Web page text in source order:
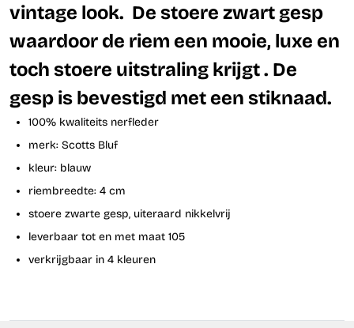
vintage look. De stoere zwart gesp
waardoor de riem een mooie, luxe en
toch stoere uitstraling krijgt . De
gesp is bevestigd met een stiknaad.
100% kwaliteits nerfleder
merk: Scotts Bluf
kleur: blauw
riembreedte: 4 cm
stoere zwarte gesp, uiteraard nikkelvrij
leverbaar tot en met maat 105
verkrijgbaar in 4 kleuren